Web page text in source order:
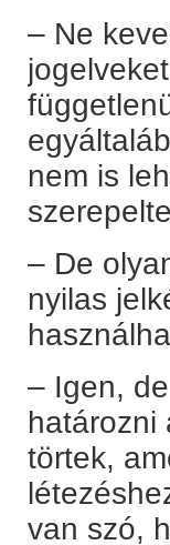
– Ne
nem is
– De
nyilas
– Igen,
határozni
törtek,
van szó,